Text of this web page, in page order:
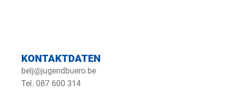
KONTAKTDATEN
belj@jugendbuero.be
Tel. 087 600 314